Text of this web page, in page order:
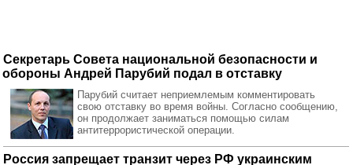
Секретарь Совета национальной безопасности и
обороны Андрей Парубий подал в отставку
Парубий считает неприемлемым комментировать
свою отставку во время войны. Согласно сообщению,
он продолжает заниматься помощью силам
антитеррористической операции.
Россия запрещает транзит через РФ украинским